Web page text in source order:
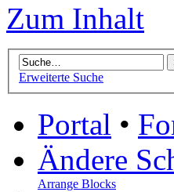
Zum Inhalt
Erweiterte Suche
Portal •
Ändere
Arrange Blocks